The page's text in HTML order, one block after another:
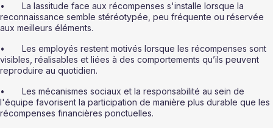
•       La lassitude face aux récompenses s'installe lorsque la
reconnaissance semble stéréotypée, peu fréquente ou réservée
aux meilleurs éléments.
•       Les employés restent motivés lorsque les récompenses sont
visibles, réalisables et liées à des comportements qu’ils peuvent
reproduire au quotidien.
•       Les mécanismes sociaux et la responsabilité au sein de
l'équipe favorisent la participation de manière plus durable que les
récompenses financières ponctuelles.